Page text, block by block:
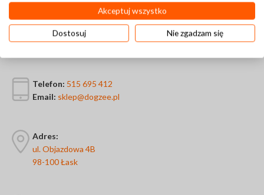
Telefon: 515 695 412
Email: sklep@dogzee.pl
Adres:
ul. Objazdowa 4B
98-100 Łask
Akceptuj wszystko
Dostosuj Nie zgadzam się